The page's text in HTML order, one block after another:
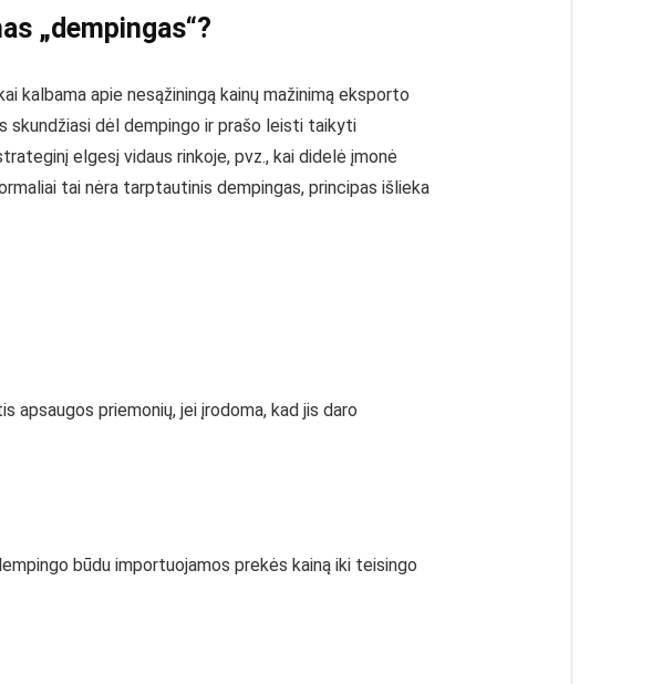
„dempingas“?
kalbama apie nesąžiningą kainų mažinimą eksporto
skundžiasi dėl dempingo ir prašo leisti taikyti
elgesį vidaus rinkoje, pvz., kai didelė įmonė
tai nėra tarptautinis dempingas, principas išlieka
priemonių, jei įrodoma, kad jis daro
būdu importuojamos prekės kainą iki teisingo